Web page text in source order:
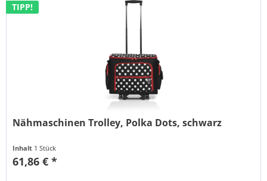
TIPP!
Nähmaschinen Trolley, Polka Dots, schwarz
Inhalt 1 Stück
61,86 € *